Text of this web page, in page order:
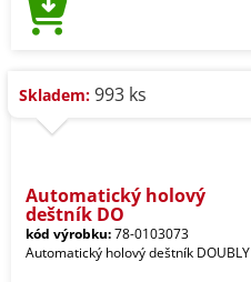
Skladem: 993 ks
Automatický holový
deštník DO
kód výrobku:78-0103073
Automatický holový deštník DOUBLY